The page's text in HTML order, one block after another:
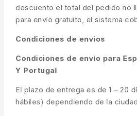
descuento el total del pedido no
para envío gratuito, el sistema
Condiciones de envíos
Condiciones de envío para
Y Portugal
El plazo de entrega es de 1 – 20
hábiles) dependiendo de la